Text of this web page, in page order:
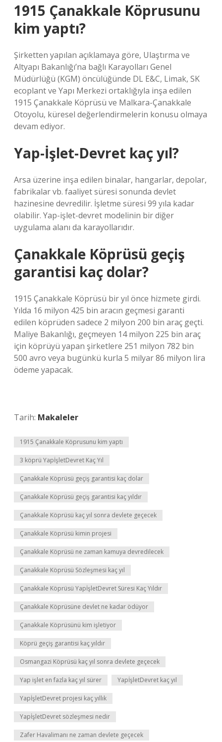
1915 Çanakkale Köprusunu
kim yaptı?
Şirketten yapılan açıklamaya göre, Ulaştırma ve
Altyapı Bakanlığı’na bağlı Karayolları Genel
Müdürlüğü (KGM) öncülüğünde DL E&C, Limak, SK
ecoplant ve Yapı Merkezi ortaklığıyla inşa edilen
1915 Çanakkale Köprüsü ve Malkara-Çanakkale
Otoyolu, küresel değerlendirmelerin konusu olmaya
devam ediyor.
Yap-İşlet-Devret kaç yıl?
Arsa üzerine inşa edilen binalar, hangarlar, depolar,
fabrikalar vb. faaliyet süresi sonunda devlet
hazinesine devredilir. İşletme süresi 99 yıla kadar
olabilir. Yap-işlet-devret modelinin bir diğer
uygulama alanı da karayollarıdır.
Çanakkale Köprüsü geçiş
garantisi kaç dolar?
1915 Çanakkale Köprüsü bir yıl önce hizmete girdi.
Yılda 16 milyon 425 bin aracın geçmesi garanti
edilen köprüden sadece 2 milyon 200 bin araç geçti.
Maliye Bakanlığı, geçmeyen 14 milyon 225 bin araç
için köprüyü yapan şirketlere 251 milyon 782 bin
500 avro veya bugünkü kurla 5 milyar 86 milyon lira
ödeme yapacak.
Tarih: Makaleler
1915 Çanakkale Köprusunu kim yaptı
3 köprü YapİşletDevret Kaç Yıl
Çanakkale Köprüsü geçiş garantisi kaç dolar
Çanakkale Köprüsü geçiş garantisi kaç yıldır
Çanakkale Köprüsü kaç yıl sonra devlete geçecek
Çanakkale Köprüsü kimin projesi
Çanakkale Köprüsü ne zaman kamuya devredilecek
Çanakkale Köprüsü Sözleşmesi kaç yıl
Çanakkale Köprüsü YapİşletDevret Süresi Kaç Yıldır
Çanakkale Köprüsüne devlet ne kadar ödüyor
Çanakkale Köprüsünü kim işletiyor
Köprü geçiş garantisi kaç yıldır
Osmangazi Köprüsü kaç yıl sonra devlete geçecek
Yap işlet en fazla kaç yıl sürer YapİşletDevret kaç yıl
YapİşletDevret projesi kaç yıllık
YapİşletDevret sözleşmesi nedir
Zafer Havalimanı ne zaman devlete geçecek